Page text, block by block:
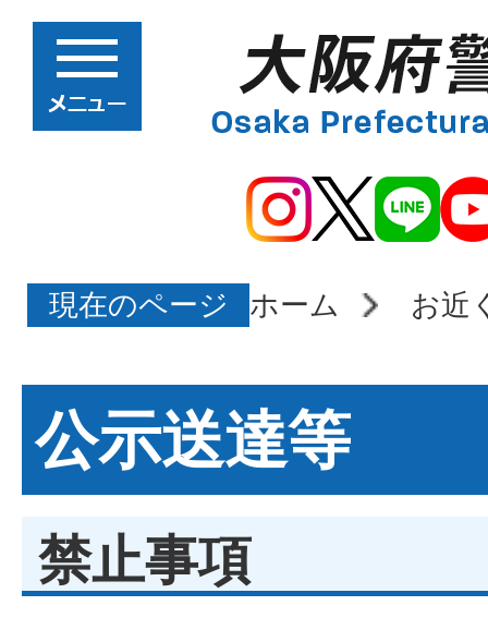
現在のページ ホーム お近
公示送達等
禁止事項